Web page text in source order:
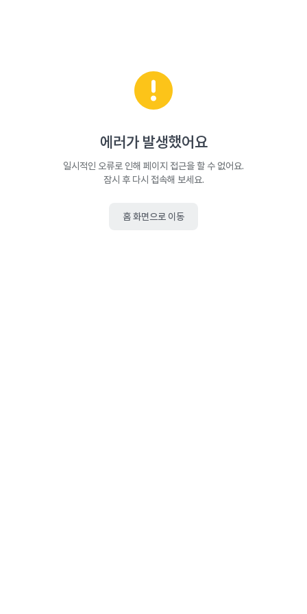
에러가 발생했어요
일시적인 오류로 인해 페이지 접근을 할 수 없어요.
잠시 후 다시 접속해 보세요.
홈 화면으로 이동